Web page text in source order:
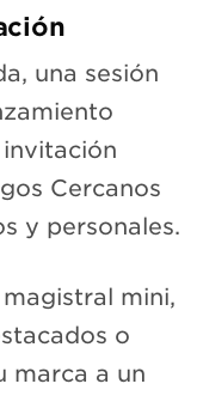
una sesión
Cercanos
y personales.
mini,
o
marca a un